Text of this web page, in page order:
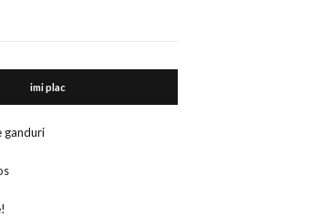
imi plac
ganduri